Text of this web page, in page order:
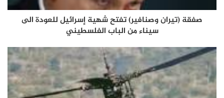
صفقة (تيران وصنافير) تفتح شهية إسرائيل للعودة الى
سيناء من الباب الفلسطيني